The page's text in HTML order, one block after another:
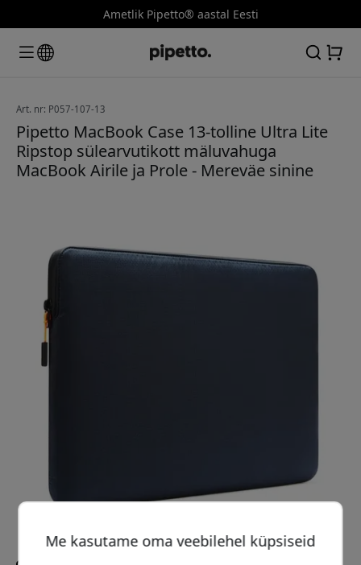
Ametlik Pipetto® aastal Eesti
Art. nr: P057-107-13
Pipetto MacBook Case 13-tolline Ultra Lite
Ripstop sülearvutikott mäluvahuga
MacBook Airile ja Prole - Mereväe sinine
Me kasutame oma veebilehel küpsiseid